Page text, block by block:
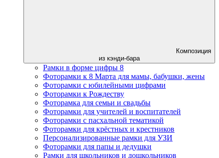
Композиция
из кэнди-бара
Рамки в форме цифры 8
Фоторамки к 8 Марта для мамы, бабушки, жены
Фоторамки с юбилейными цифрами
Фоторамки к Рождеству
Фоторамка для семьи и свадьбы
Фоторамки для учителей и воспитателей
Фоторамки с пасхальной тематикой
Фоторамки для крёстных и крестников
Персонализированные рамки для УЗИ
Фоторамки для папы и дедушки
Рамки для школьников и дошкольников